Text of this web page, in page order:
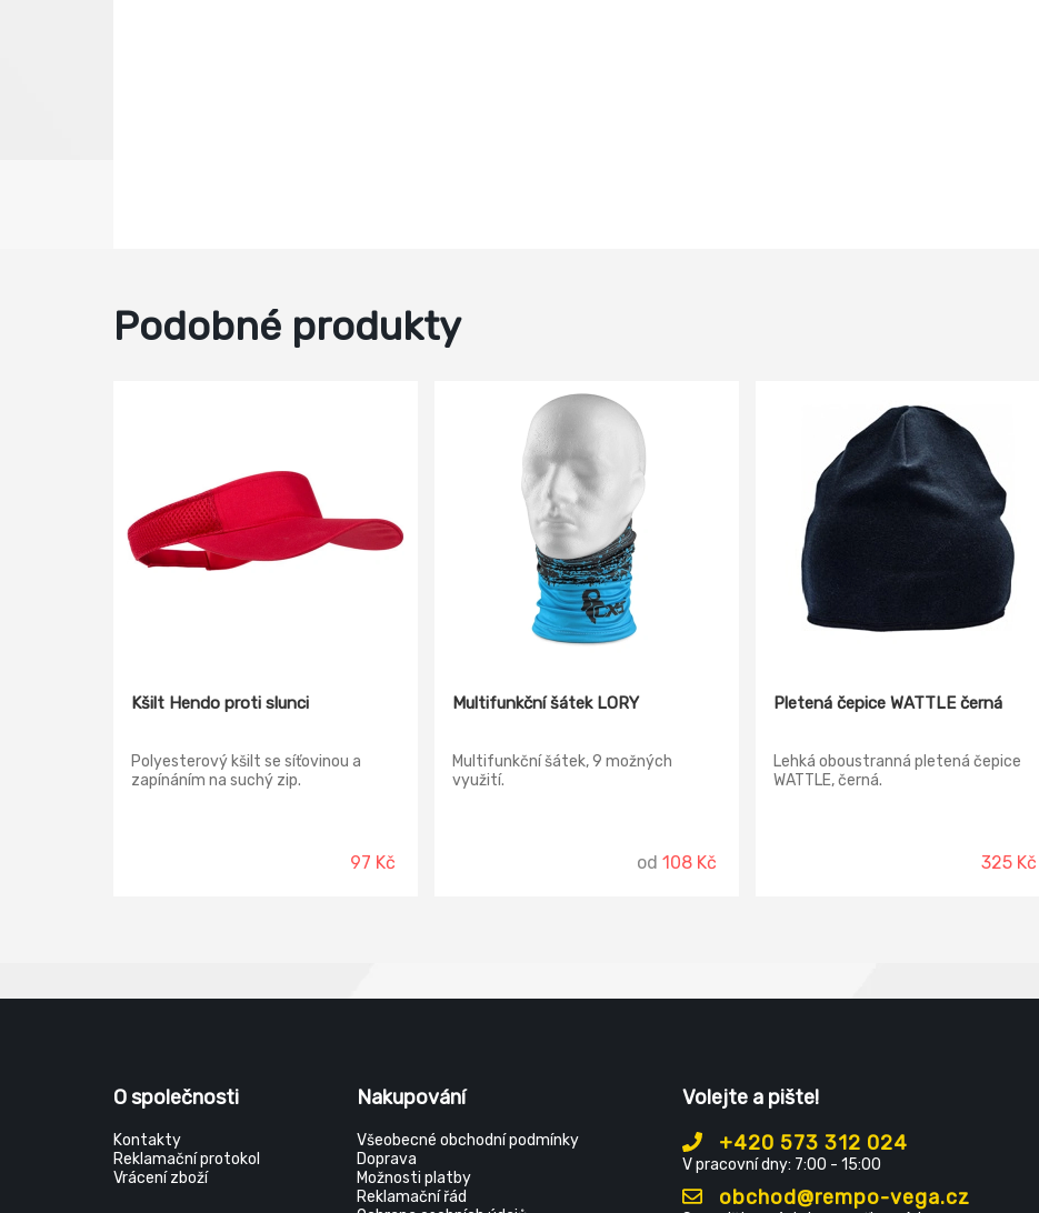
Podobné produkty
Kšilt Hendo proti slunci
Polyesterový kšilt se síťovinou a
zapínáním na suchý zip.
97 Kč
Multifunkční šátek LORY
Multifunkční šátek, 9 možných
využití.
od 108 Kč
Pletená čepice WATTLE černá
Lehká oboustranná pletená čepice
WATTLE, černá.
325 Kč
O společnosti
Kontakty
Reklamační protokol
Vrácení zboží
Nakupování
Všeobecné obchodní podmínky
Doprava
Možnosti platby
Reklamační řád
Volejte a pište!
+420 573 312 024
V pracovní dny: 7:00 - 15:00
obchod@rempo-vega.cz